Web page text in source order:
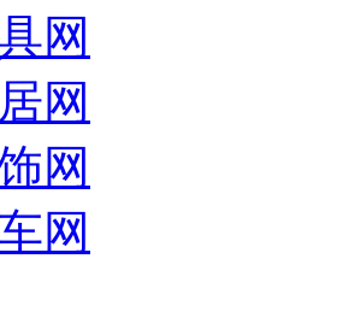
网
网
网
网